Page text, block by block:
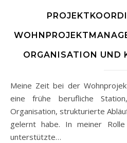
ORGANISATION UND
Meine Zeit bei der Wohnprojektmanagement GmbH war
eine frühe berufliche
Organisation, strukturierte
gelernt habe. In meiner
unterstützte…